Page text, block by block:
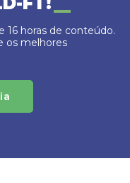
16 horas de conteúdo.
os melhores